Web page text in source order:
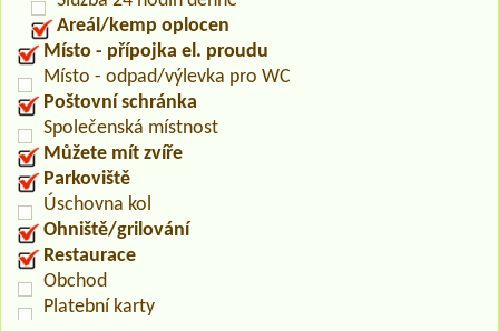
Areál/kemp oplocen
Místo - přípojka el. proudu
Místo - odpad/výlevka pro WC
Poštovní schránka
Společenská místnost
Můžete mít zvíře
Parkoviště
Úschovna kol
Ohniště/grilování
Restaurace
Obchod
Platební karty